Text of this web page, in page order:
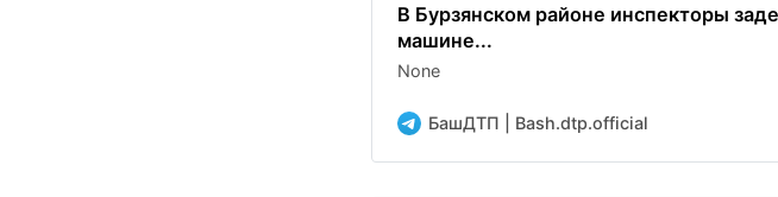
В Бурзянском районе инспекторы
машине...
None
БашДТП | Bash.dtp.official